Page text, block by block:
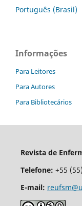
Português (Brasil)
Informações
Para Leitores
Para Autores
Para Bibliotecários
Revista de
Telefone: +55
E-mail: